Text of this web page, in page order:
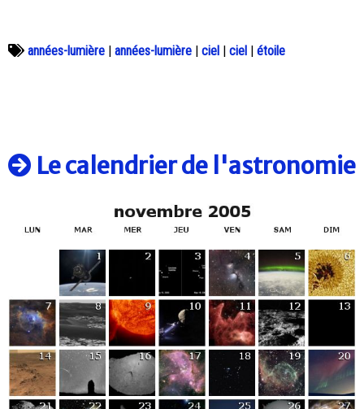
années-lumière années-lumière ciel ciel étoile
Le calendrier de l'astronomie